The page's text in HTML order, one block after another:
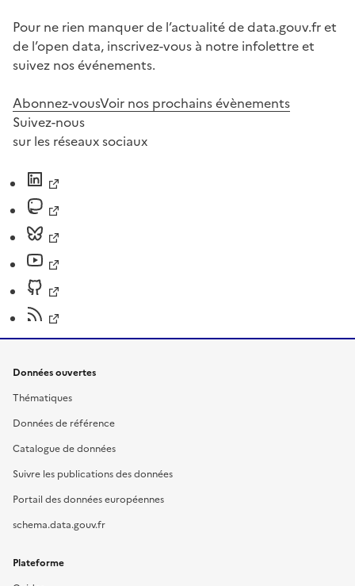
Pour ne rien manquer de l’actualité de data.gouv.fr et
de l’open data, inscrivez-vous à notre infolettre et
suivez nos événements.
Abonnez-vousVoir nos prochains évènements
Suivez-nous
sur les réseaux sociaux
Données ouvertes
Thématiques
Données de référence
Catalogue de données
Suivre les publications des données
Portail des données européennes
schema.data.gouv.fr
Plateforme